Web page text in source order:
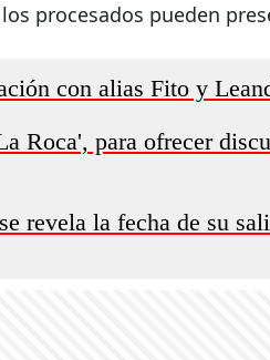
procesados pueden
con alias Fito y
Roca', para ofrecer
revela la fecha de su